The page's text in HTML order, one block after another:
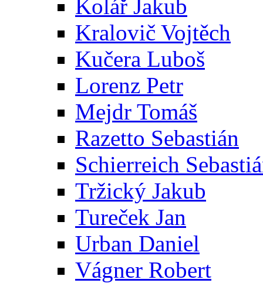
Kolář Jakub
Kralovič Vojtěch
Kučera Luboš
Lorenz Petr
Mejdr Tomáš
Razetto Sebastián
Schierreich
Tržický Jakub
Tureček Jan
Urban Daniel
Vágner Robert